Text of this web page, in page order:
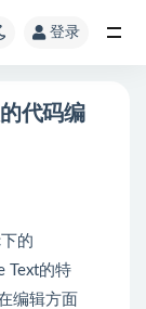
登录
的
Text的特
编辑方面